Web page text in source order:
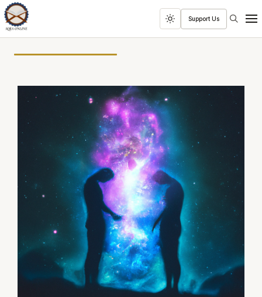
Toggle
dark
Support Us Search